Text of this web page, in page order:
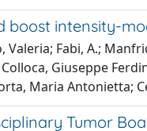
boost intensity-
Fabi, A.;
Giuseppe
Maria Antonietta;
Tumor